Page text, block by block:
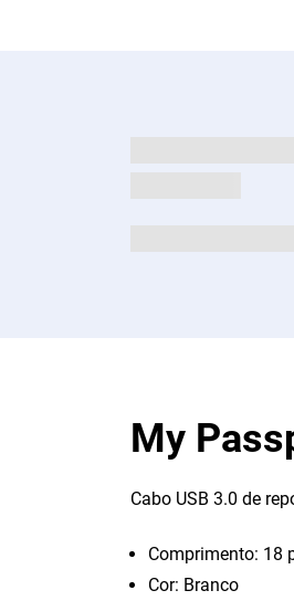
My
Cabo USB 3.0 de
Comprimento: 18
Cor: Branco